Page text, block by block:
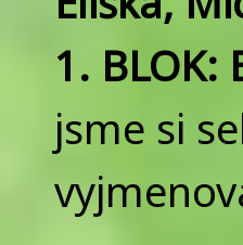
1.
jsme si